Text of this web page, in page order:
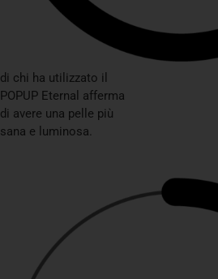
di chi ha utilizzato il
POPUP Eternal afferma
di avere una pelle più
sana e luminosa.